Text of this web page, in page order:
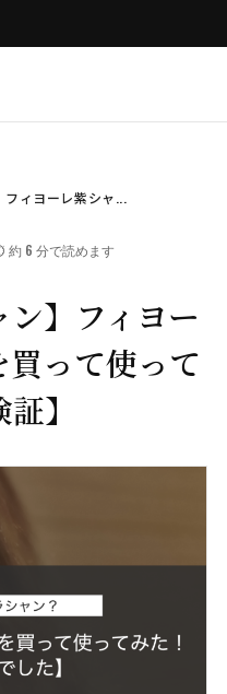
フィヨーレ紫シャ...
約 6 分で読めます
ン】フィヨー
買って使って
】